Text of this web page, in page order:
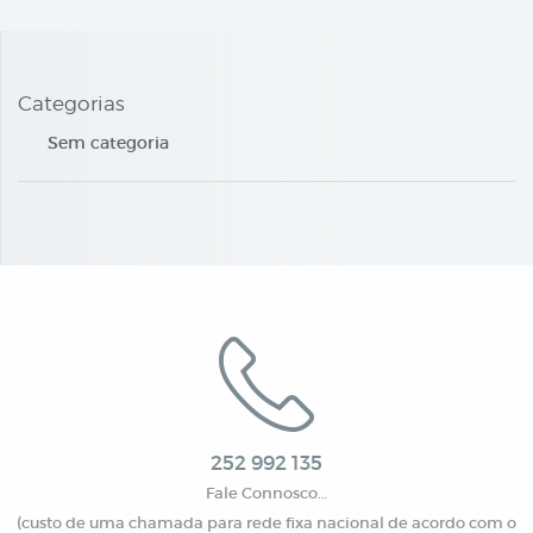
Categorias
Sem categoria
252 992 135
Fale Connosco…
(custo de uma chamada para rede fixa nacional de acordo com o